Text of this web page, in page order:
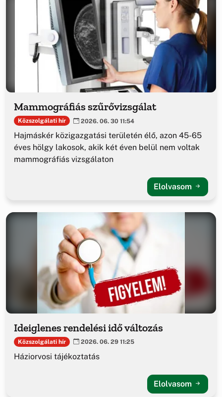
Mammográfiás szűrővizsgálat
Közszolgálati hír 2026. 06. 30 11:54
Hajmáskér közigazgatási területén élő, azon 45-65
éves hölgy lakosok, akik két éven belül nem voltak
mammográfiás vizsgálaton
Elolvasom
Ideiglenes rendelési idő változás
Közszolgálati hír 2026. 06. 29 11:25
Háziorvosi tájékoztatás
Elolvasom